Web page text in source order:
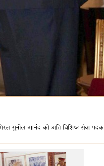
सुनील आनंद को अति विशिष्ट सेवा पदक